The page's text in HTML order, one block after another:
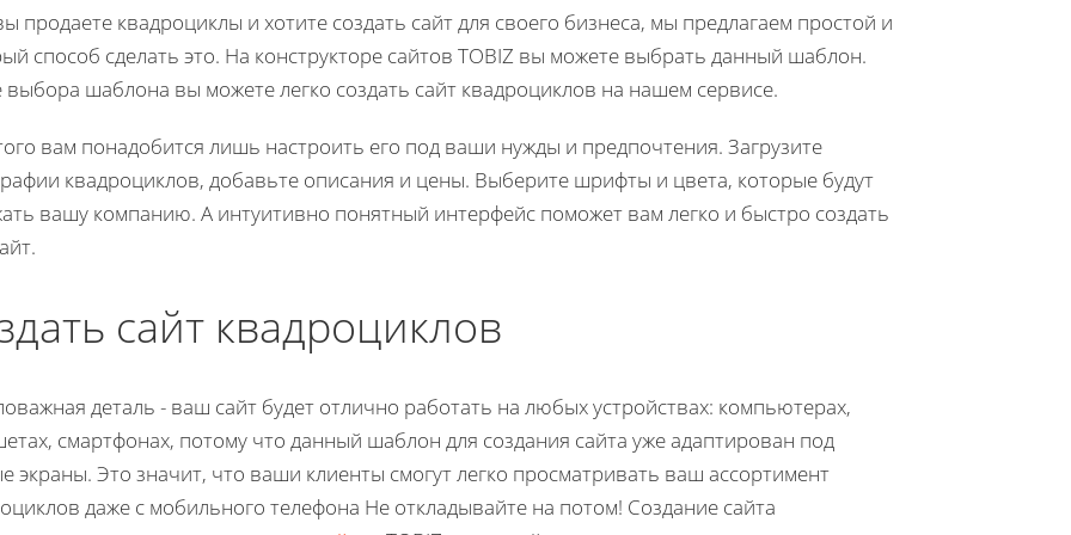
продаете квадроциклы и хотите создать сайт для своего бизнеса, мы предлагаем простой и
способ сделать это. На конструкторе сайтов TOBIZ вы можете выбрать данный шаблон.
выбора шаблона вы можете легко создать сайт квадроциклов на нашем сервисе.
вам понадобится лишь настроить его под ваши нужды и предпочтения. Загрузите
квадроциклов, добавьте описания и цены. Выберите шрифты и цвета, которые будут
вашу компанию. А интуитивно понятный интерфейс поможет вам легко и быстро создать
сайт квадроциклов
деталь - ваш сайт будет отлично работать на любых устройствах: компьютерах,
смартфонах, потому что данный шаблон для создания сайта уже адаптирован под
экраны. Это значит, что ваши клиенты смогут легко просматривать ваш ассортимент
даже с мобильного телефона Не откладывайте на потом! Создание сайта